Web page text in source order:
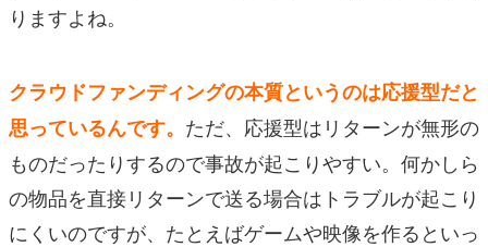
りますよね。
クラウドファンディングの本質というのは応援型だと
思っているんです。 ただ、応援型はリターンが無形の
ものだったりするので事故が起こりやすい。何かしら
の物品を直接リターンで送る場合はトラブルが起こり
にくいのですが、たとえばゲームや映像を作るといっ